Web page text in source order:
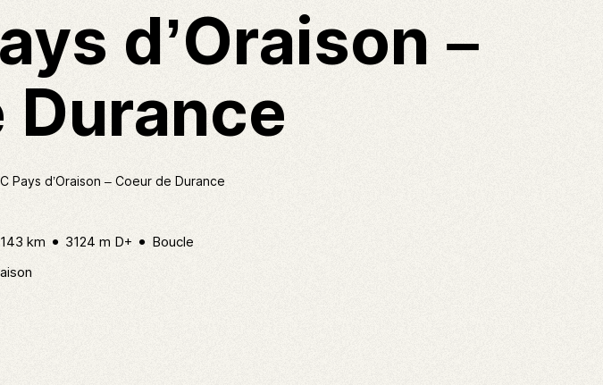
d’Oraison –
Durance
Pays d’Oraison – Coeur de Durance
143 km 3124 m D+
Boucle